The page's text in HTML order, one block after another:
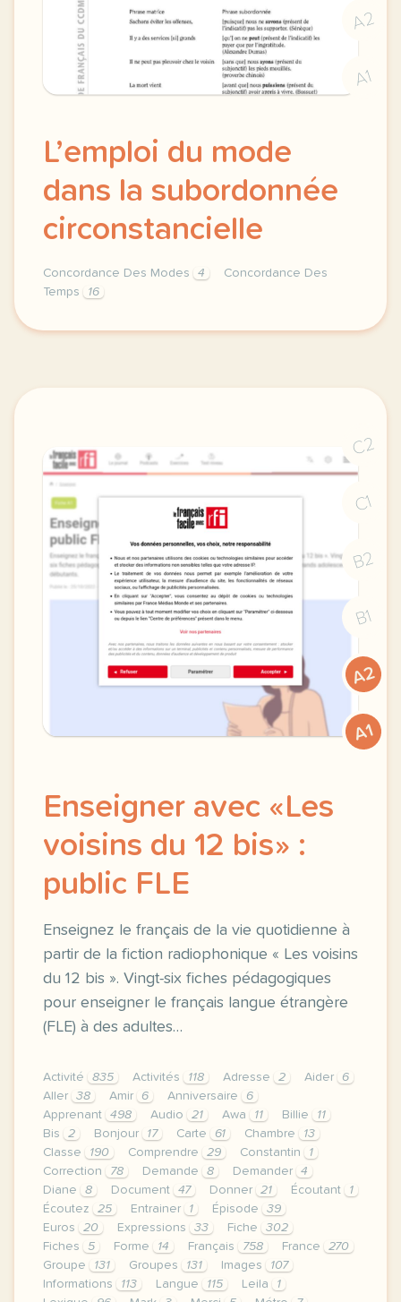
A2
A1
L’emploi du mode
dans la subordonnée
circonstancielle
Concordance Des Modes 4
Concordance Des
Temps
16
concordance des temps concordance des
C2
C1
B2
B1
A2
A1
Enseigner avec «Les
voisins du 12 bis» :
public FLE
Enseignez le français de la vie quotidienne à
partir de la fiction radiophonique « Les voisins
du 12 bis ». Vingt-six fiches pédagogiques
pour enseigner le français langue étrangère
(FLE) à des adultes…
Activité 835 Activités 118 Adresse 2 Aider
6
Aller
38 Amir 6 Anniversaire
6
Apprenant
498 Audio 21 Awa 11 Billie
11
Bis
2 Bonjour 17 Carte 61 Chambre
13
Classe
190 Comprendre 29 Constantin
1
Correction
78 Demande 8 Demander
4
Diane
8 Document 47 Donner 21 Écoutant
1
Écoutez
25 Entrainer 1 Épisode
39
Euros
20 Expressions 33 Fiche
302
Fiches
5 Forme 14 Français 758 France
270
Groupe
131 Groupes 131 Images
107
Informations
113 Langue 115 Leila
1